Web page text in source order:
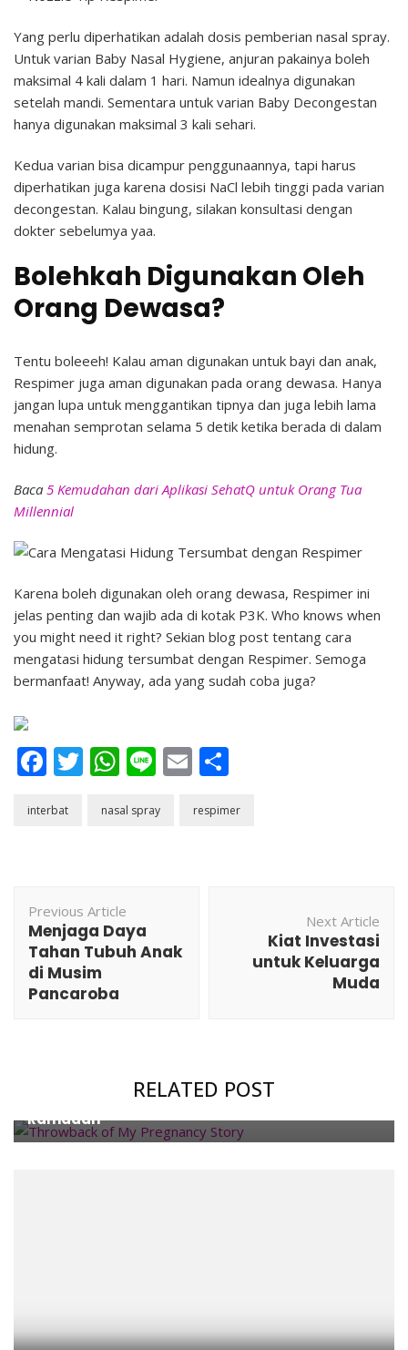
Yang perlu diperhatikan adalah dosis pemberian nasal spray.
Untuk varian Baby Nasal Hygiene, anjuran pakainya boleh
maksimal 4 kali dalam 1 hari. Namun idealnya digunakan
setelah mandi. Sementara untuk varian Baby Decongestan
hanya digunakan maksimal 3 kali sehari.
Kedua varian bisa dicampur penggunaannya, tapi harus
diperhatikan juga karena dosisi NaCl lebih tinggi pada varian
decongestan. Kalau bingung, silakan konsultasi dengan
dokter sebelumya yaa.
Bolehkah Digunakan Oleh
Orang Dewasa?
Tentu boleeeh! Kalau aman digunakan untuk bayi dan anak,
Respimer juga aman digunakan pada orang dewasa. Hanya
jangan lupa untuk menggantikan tipnya dan juga lebih lama
menahan semprotan selama 5 detik ketika berada di dalam
hidung.
Baca 5 Kemudahan dari Aplikasi SehatQ untuk Orang Tua
Millennial
Karena boleh digunakan oleh orang dewasa, Respimer ini
jelas penting dan wajib ada di kotak P3K. Who knows when
you might need it right? Sekian blog post tentang cara
mengatasi hidung tersumbat dengan Respimer. Semoga
bermanfaat! Anyway, ada yang sudah coba juga?
Facebook
Twitter
WhatsApp
LineEmail
interbat nasal spray respimer
Navigation
Previous Article
Menjaga Daya
Tahan Tubuh Anak
di Musim
Pancaroba
Next Article
Kiat Investasi
untuk Keluarga
Muda
RELATED POST
Islam, Pregnancy
Cerita Hamil & Menyusui Saat Puasa di Bulan
Ramadan